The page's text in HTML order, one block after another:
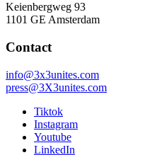
Keienbergweg 93
1101 GE Amsterdam
Contact
info@3x3unites.com
press@3X3unites.com
Tiktok
Instagram
Youtube
LinkedIn